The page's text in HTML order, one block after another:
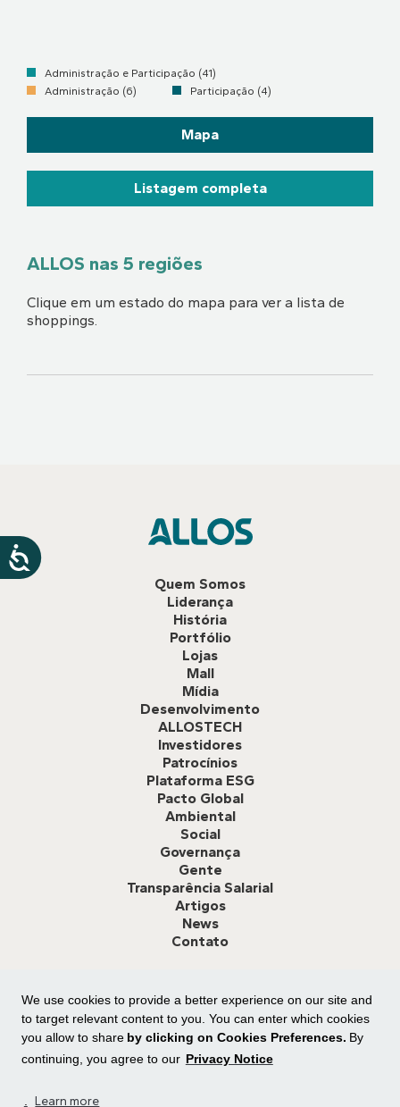
We use cookies to provide a better experience on our site and
to target relevant content to you. You can enter which cookies
you allow to share by clicking on Cookies Preferences. By
continuing, you agree to our Privacy Notice
. Learn more
Administração e Participação (41)
Administração (6)
Participação (4)
Mapa
Listagem completa
ALLOS nas 5 regiões
Clique em um estado do mapa para ver a lista de
shoppings.
Quem Somos
Liderança
História
Portfólio
Lojas
Mall
Mídia
Desenvolvimento
ALLOSTECH
Investidores
Patrocínios
Plataforma ESG
Pacto Global
Ambiental
Social
Governança
Gente
Transparência Salarial
Artigos
News
Contato
Canal de Ética:Clique aquiou ligue para0800 591 8825para
relatar desvio de conduta ou dar sugestão de melhoria.